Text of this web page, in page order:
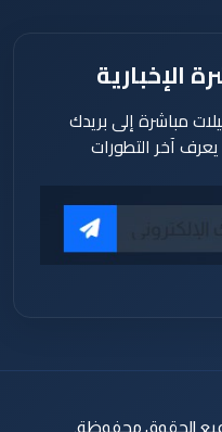
الإخبارية
مباشرة إلى بريدك
آخر التطورات